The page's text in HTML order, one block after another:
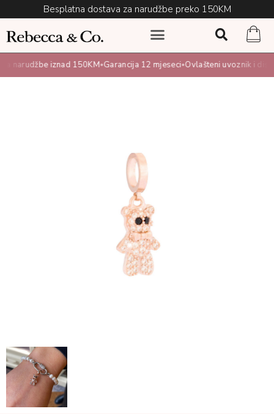
Besplatna dostava za narudžbe preko 150KM
narudžbe iznad 150KM•Garancija 12 mjeseci•Ovlašteni uvoznik i